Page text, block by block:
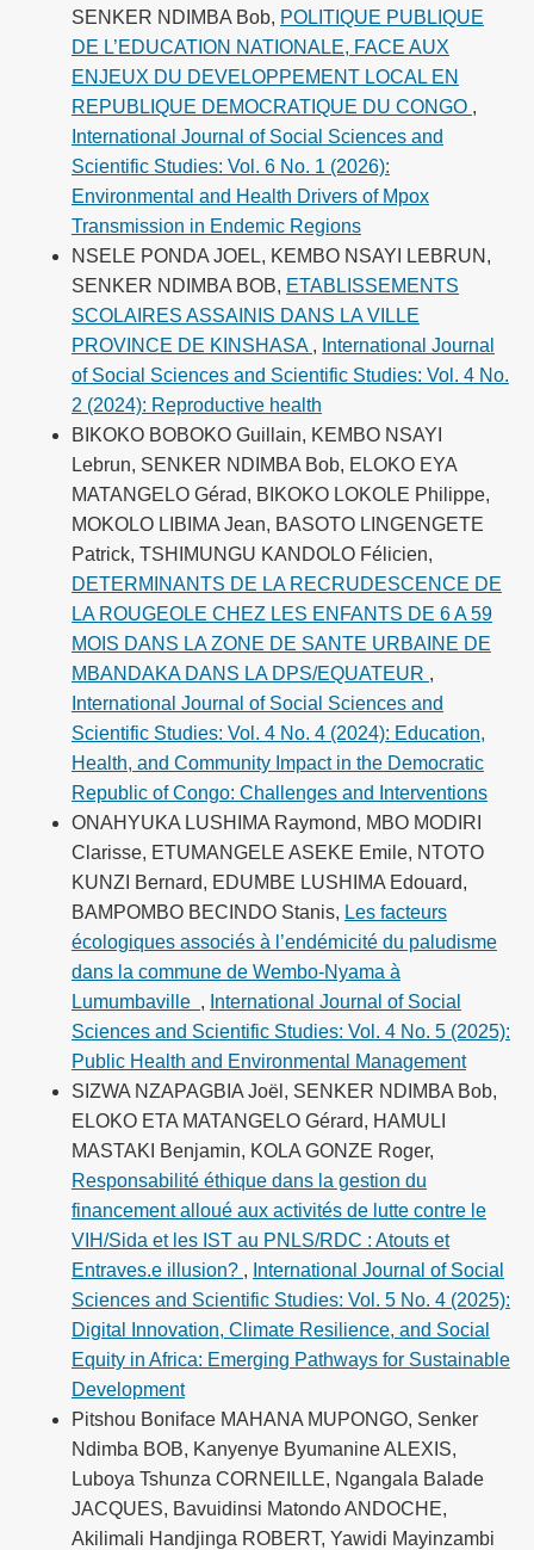
SENKER NDIMBA Bob, POLITIQUE PUBLIQUE
DE L’EDUCATION NATIONALE, FACE AUX
ENJEUX DU DEVELOPPEMENT LOCAL EN
REPUBLIQUE DEMOCRATIQUE DU CONGO ,
International Journal of Social Sciences and
Scientific Studies: Vol. 6 No. 1 (2026):
Environmental and Health Drivers of Mpox
Transmission in Endemic Regions
NSELE PONDA JOEL, KEMBO NSAYI LEBRUN,
SENKER NDIMBA BOB, ETABLISSEMENTS
SCOLAIRES ASSAINIS DANS LA VILLE
PROVINCE DE KINSHASA , International Journal
of Social Sciences and Scientific Studies: Vol. 4 No.
2 (2024): Reproductive health
BIKOKO BOBOKO Guillain, KEMBO NSAYI
Lebrun, SENKER NDIMBA Bob, ELOKO EYA
MATANGELO Gérad, BIKOKO LOKOLE Philippe,
MOKOLO LIBIMA Jean, BASOTO LINGENGETE
Patrick, TSHIMUNGU KANDOLO Félicien,
DETERMINANTS DE LA RECRUDESCENCE DE
LA ROUGEOLE CHEZ LES ENFANTS DE 6 A 59
MOIS DANS LA ZONE DE SANTE URBAINE DE
MBANDAKA DANS LA DPS/EQUATEUR ,
International Journal of Social Sciences and
Scientific Studies: Vol. 4 No. 4 (2024): Education,
Health, and Community Impact in the Democratic
Republic of Congo: Challenges and Interventions
ONAHYUKA LUSHIMA Raymond, MBO MODIRI
Clarisse, ETUMANGELE ASEKE Emile, NTOTO
KUNZI Bernard, EDUMBE LUSHIMA Edouard,
BAMPOMBO BECINDO Stanis, Les facteurs
écologiques associés à l’endémicité du paludisme
dans la commune de Wembo-Nyama à
Lumumbaville , International Journal of Social
Sciences and Scientific Studies: Vol. 4 No. 5 (2025):
Public Health and Environmental Management
SIZWA NZAPAGBIA Joël, SENKER NDIMBA Bob,
ELOKO ETA MATANGELO Gérard, HAMULI
MASTAKI Benjamin, KOLA GONZE Roger,
Responsabilité éthique dans la gestion du
financement alloué aux activités de lutte contre le
VIH/Sida et les IST au PNLS/RDC : Atouts et
Entraves.e illusion? , International Journal of Social
Sciences and Scientific Studies: Vol. 5 No. 4 (2025):
Digital Innovation, Climate Resilience, and Social
Equity in Africa: Emerging Pathways for Sustainable
Development
Pitshou Boniface MAHANA MUPONGO, Senker
Ndimba BOB, Kanyenye Byumanine ALEXIS,
Luboya Tshunza CORNEILLE, Ngangala Balade
JACQUES, Bavuidinsi Matondo ANDOCHE,
Akilimali Handjinga ROBERT, Yawidi Mayinzambi